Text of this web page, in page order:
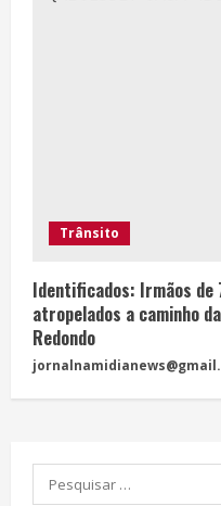
Trânsito
Identificados: Irmãos de
atropelados a caminho
Redondo